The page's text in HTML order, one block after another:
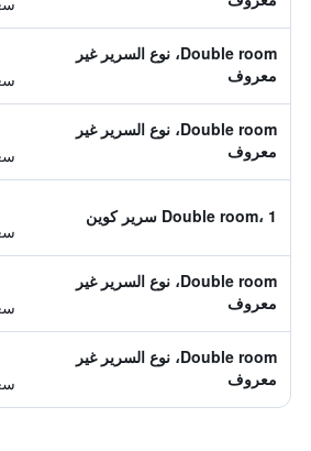
Double room، نوع السرير غير
معروف
Double room، نوع السرير غير
معروف
Double room، 1 سرير كوين
Double room، نوع السرير غير
معروف
Double room، نوع السرير غير
معروف